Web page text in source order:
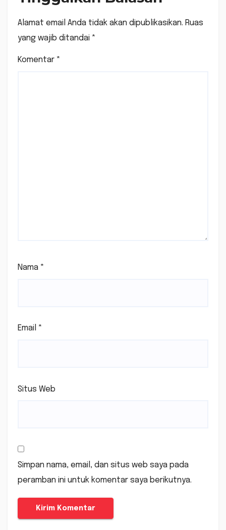
Alamat email Anda tidak akan dipublikasikan. Ruas
yang wajib ditandai *
Komentar *
Nama *
Email *
Situs Web
Simpan nama, email, dan situs web saya pada
peramban ini untuk komentar saya berikutnya.